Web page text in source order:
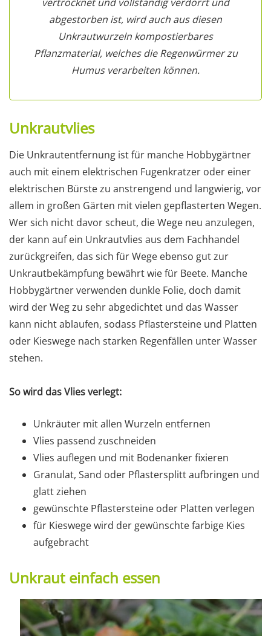
abgestorben ist, wird auch aus diesen
Unkrautwurzeln kompostierbares
Pflanzmaterial, welches die Regenwürmer zu
Humus verarbeiten können.
Unkrautvlies
Die Unkrautentfernung ist für manche Hobbygärtner
auch mit einem elektrischen Fugenkratzer oder einer
elektrischen Bürste zu anstrengend und langwierig, vor
allem in großen Gärten mit vielen gepflasterten Wegen.
Wer sich nicht davor scheut, die Wege neu anzulegen,
der kann auf ein Unkrautvlies aus dem Fachhandel
zurückgreifen, das sich für Wege ebenso gut zur
Unkrautbekämpfung bewährt wie für Beete. Manche
Hobbygärtner verwenden dunkle Folie, doch damit
wird der Weg zu sehr abgedichtet und das Wasser
kann nicht ablaufen, sodass Pflastersteine und Platten
oder Kieswege nach starken Regenfällen unter Wasser
stehen.
So wird das Vlies verlegt:
Unkräuter mit allen Wurzeln entfernen
Vlies passend zuschneiden
Vlies auflegen und mit Bodenanker fixieren
Granulat, Sand oder Pflastersplitt aufbringen und
glatt ziehen
gewünschte Pflastersteine oder Platten verlegen
für Kieswege wird der gewünschte farbige Kies
aufgebracht
Unkraut einfach essen